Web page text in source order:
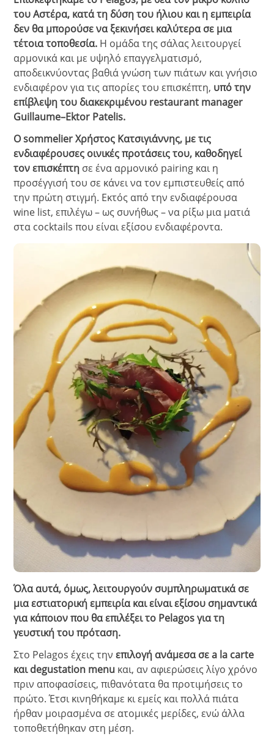
του Αστέρα, κατά τη δύση του ήλιου και η εμπειρία
δεν θα μπορούσε να ξεκινήσει καλύτερα σε μια
τέτοια τοποθεσία. Η ομάδα της σάλας λειτουργεί
αρμονικά και με υψηλό επαγγελματισμό,
αποδεικνύοντας βαθιά γνώση των πιάτων και γνήσιο
ενδιαφέρον για τις απορίες του επισκέπτη, υπό την
επίβλεψη του διακεκριμένου restaurant manager
Guillaume–Ektor Patelis.
Ο sommelier Χρήστος Κατσιγιάννης, με τις
ενδιαφέρουσες οινικές προτάσεις του, καθοδηγεί
τον επισκέπτη σε ένα αρμονικό pairing και η
προσέγγισή του σε κάνει να τον εμπιστευθείς από
την πρώτη στιγμή. Εκτός από την ενδιαφέρουσα
wine list, επιλέγω – ως συνήθως – να ρίξω μια ματιά
στα cocktails που είναι εξίσου ενδιαφέροντα.
Όλα αυτά, όμως, λειτουργούν συμπληρωματικά σε
μια εστιατορική εμπειρία και είναι εξίσου σημαντικά
για κάποιον που θα επιλέξει το Pelagos για τη
γευστική του πρόταση.
Στο Pelagos έχεις τηνεπιλογή ανάμεσα σε a la carte
και degustation menu και, αν αφιερώσεις λίγο χρόνο
πριν αποφασίσεις, πιθανότατα θα προτιμήσεις το
πρώτο. Έτσι κινηθήκαμε κι εμείς και πολλά πιάτα
ήρθαν μοιρασμένα σε ατομικές μερίδες, ενώ άλλα
τοποθετήθηκαν στη μέση.